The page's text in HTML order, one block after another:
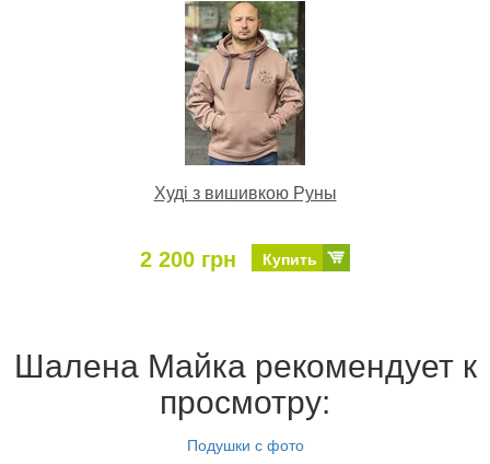
Худі з вишивкою Руны
2 200 грн Купить
Шалена Майка рекомендует к
просмотру:
Подушки с фото